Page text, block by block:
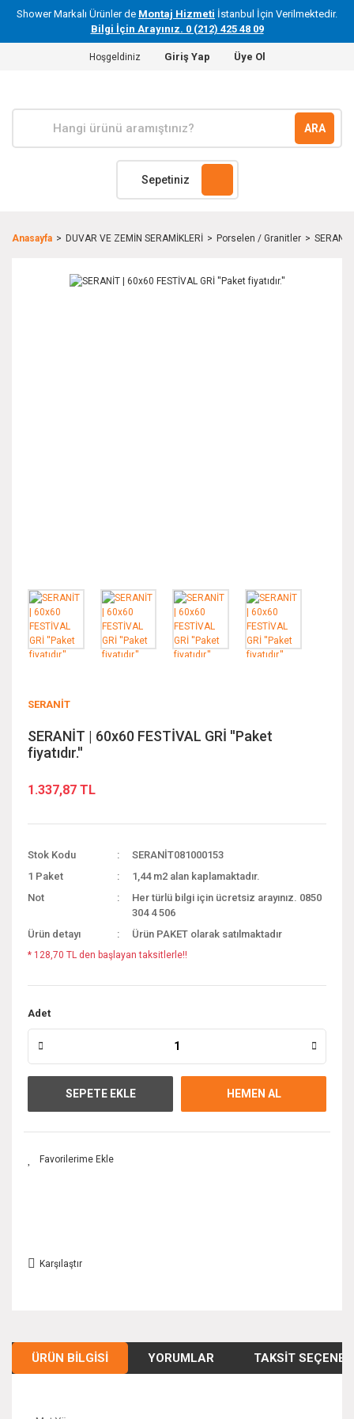
Shower Markalı Ürünler de Montaj Hizmeti İstanbul İçin Verilmektedir.
Bilgi İçin Arayınız. 0 (212) 425 48 09
Hoşgeldiniz Giriş Yap Üye Ol
ARA
Sepetiniz
Anasayfa DUVAR VE ZEMİN SERAMİKLERİ Porselen / Granitler
SERANİT
SERANİT | 60x60 FESTİVAL GRİ ''Paket
fiyatıdır.''
1.337,87 TL
Stok Kodu
SERANİT081000153
1 Paket
1,44 m2 alan kaplamaktadır.
Not
Her türlü bilgi için ücretsiz arayınız. 0850
304 4 506
Ürün detayı
Ürün PAKET olarak satılmaktadır
* 128,70 TL den başlayan taksitlerle!!
Adet
SEPETE EKLE HEMEN AL
Karşılaştır
ÜRÜN BILGISI YORUMLAR TAKSIT